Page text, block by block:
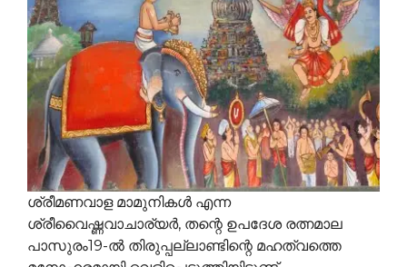
ശ്രീമണവാള മാമുനികള്‍ എന്ന
ശ്രീവൈഷ്ണവാചാര്യര്‍, തന്റെ ഉപദേശ രത്നമാല
പാസുരം19-ല്‍ തിരുപ്പല്ലാണ്ടിന്റെ മഹത്വത്തെ